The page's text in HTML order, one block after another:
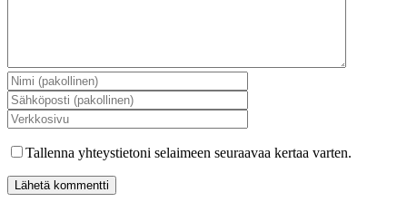
Tallenna yhteystietoni selaimeen seuraavaa kertaa varten.